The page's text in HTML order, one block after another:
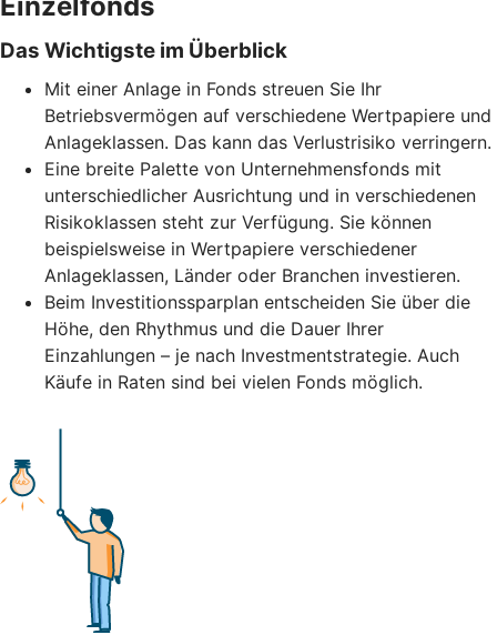
Das Wichtigste im Überblick
Mit einer Anlage in Fonds streuen Sie Ihr
Betriebsvermögen auf verschiedene Wertpapiere und
Anlageklassen. Das kann das Verlustrisiko verringern.
Eine breite Palette von Unternehmensfonds mit
unterschiedlicher Ausrichtung und in verschiedenen
Risikoklassen steht zur Verfügung. Sie können
beispielsweise in Wertpapiere verschiedener
Anlageklassen, Länder oder Branchen investieren.
Beim Investitionssparplan entscheiden Sie über die
Höhe, den Rhythmus und die Dauer Ihrer
Einzahlungen – je nach Investmentstrategie. Auch
Käufe in Raten sind bei vielen Fonds möglich.